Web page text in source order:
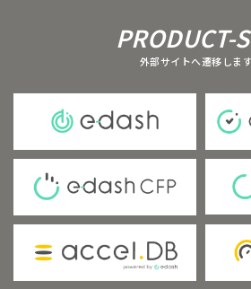
PRODUCT-
外部サイトへ遷移します